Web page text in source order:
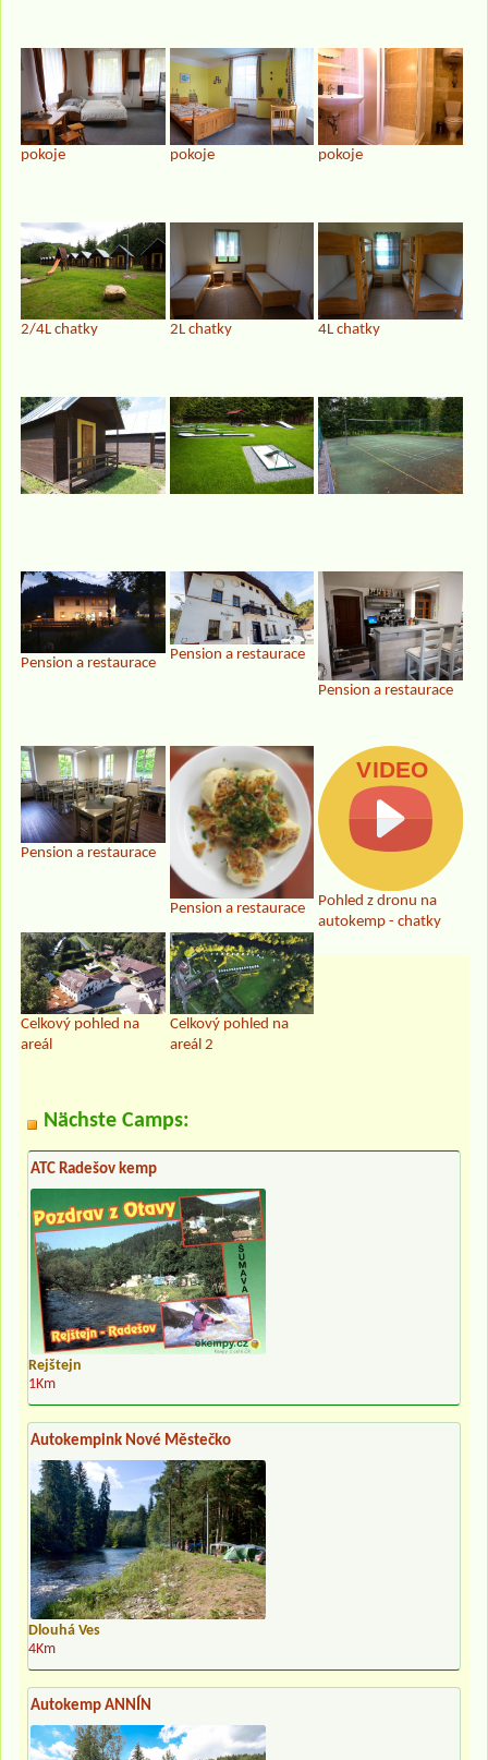
pokoje pokoje pokoje
2/4L chatky 2L chatky 4L chatky
Pension a restaurace
Pension a restaurace
Pension a restaurace
Pension a restaurace
Pension a restaurace
Pohled z dronu na
autokemp - chatky
Celkový pohled na
areál
Celkový pohled na
areál 2
Nächste Camps:
ATC Radešov kemp
Rejštejn
1Km
Autokempink Nové Městečko
Dlouhá Ves
4Km
Autokemp ANNÍN